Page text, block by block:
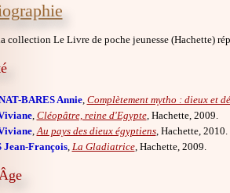
collection Le Livre de poche jeunesse (Hachette)
BARES Annie, Complètement mytho : dieux et
, Cléopâtre, reine d'Egypte, Hachette, 2009.
,Au pays des dieux égyptiens, Hachette, 2010.
François, La Gladiatrice, Hachette, 2009.